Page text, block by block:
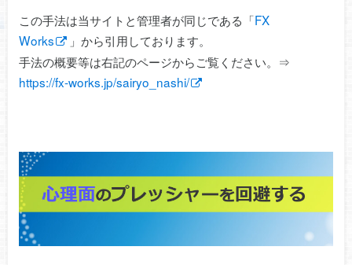
この手法は当サイトと管理者が同じである「FX
Works
」から引用しております。
手法の概要等は右記のページからご覧ください。⇒
https://fx-works.jp/sairyo_nashi/